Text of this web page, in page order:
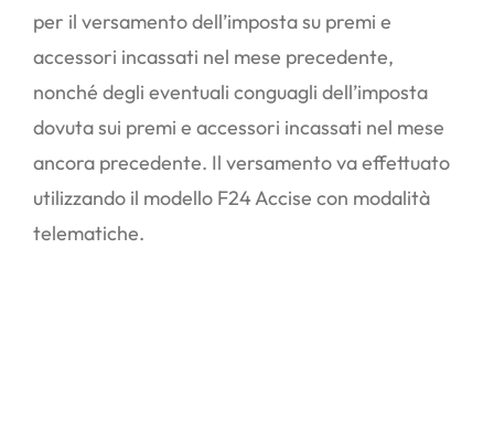
per il versamento dell’imposta su premi e
accessori incassati nel mese precedente,
nonché degli eventuali conguagli dell’imposta
dovuta sui premi e accessori incassati nel mese
ancora precedente. Il versamento va effettuato
utilizzando il modello F24 Accise con modalità
telematiche.